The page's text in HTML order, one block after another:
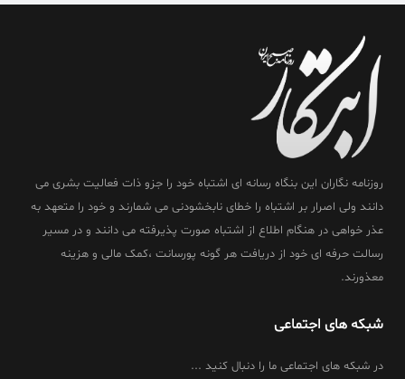
روزنامه نگاران این بنگاه رسانه ای اشتباه خود را جزو ذات فعالیت بشری می
دانند ولی اصرار بر اشتباه را خطای نابخشودنی می شمارند و خود را متعهد به
عذر خواهی در هنگام اطلاع از اشتباه صورت پذیرفته می دانند و در مسیر
رسالت حرفه ای خود از دریافت هر گونه پورسانت ،کمک مالی و هزینه
معذورند.
شبکه های اجتماعی
در شبکه های اجتماعی ما را دنبال کنید ...